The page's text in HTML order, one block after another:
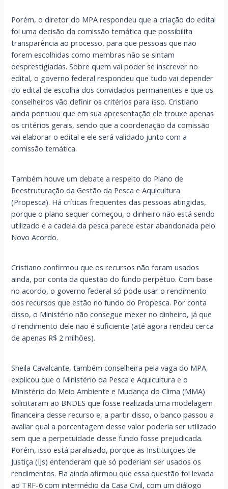
Porém, o diretor do MPA respondeu que a criação do edital
foi uma decisão da comissão temática que possibilita
transparência ao processo, para que pessoas que não
forem escolhidas como membras não se sintam
desprestigiadas. Sobre quem vai poder se inscrever no
edital, o governo federal respondeu que tudo vai depender
do edital de escolha dos convidados permanentes e que os
conselheiros vão definir os critérios para isso. Cristiano
ainda pontuou que em sua apresentação ele trouxe apenas
os critérios gerais, sendo que a coordenação da comissão
vai elaborar o edital e ele será validado junto com a
comissão temática.
Também houve um debate a respeito do Plano de
Reestruturação da Gestão da Pesca e Aquicultura
(Propesca). Há críticas frequentes das pessoas atingidas,
porque o plano sequer começou, o dinheiro não está sendo
utilizado e a cadeia da pesca parece estar abandonada pelo
Novo Acordo.
Cristiano confirmou que os recursos não foram usados
ainda, por conta da questão do fundo perpétuo. Com base
no acordo, o governo federal só pode usar o rendimento
dos recursos que estão no fundo do Propesca. Por conta
disso, o Ministério não consegue mexer no dinheiro, já que
o rendimento dele não é suficiente (até agora rendeu cerca
de apenas R$ 2 milhões).
Sheila Cavalcante, também conselheira pela vaga do MPA,
explicou que o Ministério da Pesca e Aquicultura e o
Ministério do Meio Ambiente e Mudança do Clima (MMA)
solicitaram ao BNDES que fosse realizada uma modelagem
financeira desse recurso e, a partir disso, o banco passou a
avaliar qual a porcentagem desse valor poderia ser utilizado
sem que a perpetuidade desse fundo fosse prejudicada.
Porém, isso está paralisado, porque as Instituições de
Justiça (IJs) entenderam que só poderiam ser usados os
rendimentos. Ela ainda afirmou que essa questão foi levada
ao TRF-6 com intermédio da Casa Civil, com um diálogo